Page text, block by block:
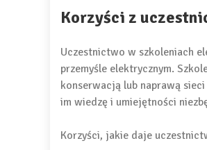
Korzyści z
Uczestnictwo w szkoleniach
przemyśle elektrycznym.
konserwacją lub naprawą
im wiedzę i umiejętności
Korzyści, jakie daje